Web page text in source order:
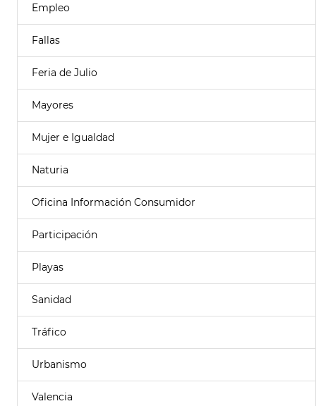
Empleo
Fallas
Feria de Julio
Mayores
Mujer e Igualdad
Naturia
Oficina Información Consumidor
Participación
Playas
Sanidad
Tráfico
Urbanismo
Valencia